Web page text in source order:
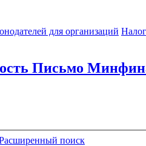
для организаций
Письмо
поиск